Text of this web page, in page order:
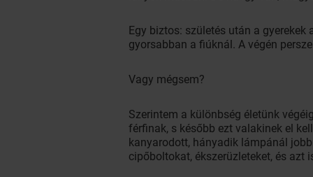
Egy biztos: születés után a
gyorsabban a fiúknál. A végén
Vagy mégsem?
Szerintem a különbség életünk
férfinak, s később ezt valakinek el
kanyarodott, hányadik lámpánál
cipőboltokat, ékszerüzleteket, és azt